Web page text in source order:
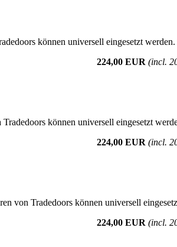
können universell eingesetzt
224,00 EUR (incl.
können universell eingesetzt
224,00 EUR (incl.
von Tradedoors können universell
224,00 EUR (incl.